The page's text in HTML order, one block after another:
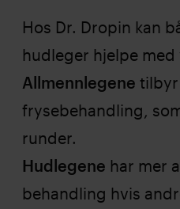
Hos Dr. Dropin kan
hudleger hjelpe
Allmennlegene tilbyr
frysebehandling,
runder.
Hudlegene har mer
behandling hvis